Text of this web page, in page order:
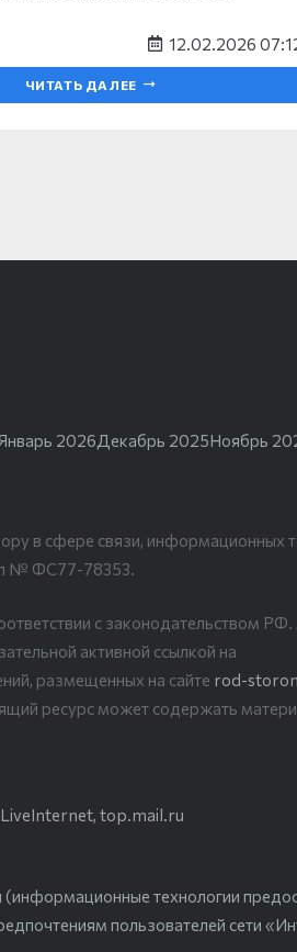
12.02.2026
ЧИТАТЬ ДАЛЕЕ
Январь 2026 Декабрь 2025Ноябрь
в сфере связи, информационных
№ ФС77-78353.
с законодательством
активной ссылкой на
размещенных на сайте rod-
ресурс может содержать
LiveInternet, top.mail.ru
технологии
пользователей сети